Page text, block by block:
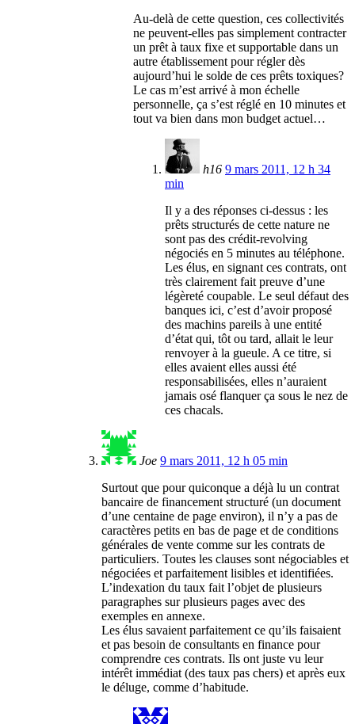
Au-delà de cette question, ces collectivités
ne peuvent-elles pas simplement contracter
un prêt à taux fixe et supportable dans un
autre établissement pour régler dès
aujourd’hui le solde de ces prêts toxiques?
Le cas m’est arrivé à mon échelle
personnelle, ça s’est réglé en 10 minutes et
tout va bien dans mon budget actuel…
h16 9 mars 2011, 12 h 34
min
Il y a des réponses ci-dessus : les
prêts structurés de cette nature ne
sont pas des crédit-revolving
négociés en 5 minutes au téléphone.
Les élus, en signant ces contrats, ont
très clairement fait preuve d’une
légèreté coupable. Le seul défaut des
banques ici, c’est d’avoir proposé
des machins pareils à une entité
d’état qui, tôt ou tard, allait le leur
renvoyer à la gueule. A ce titre, si
elles avaient elles aussi été
responsabilisées, elles n’auraient
jamais osé flanquer ça sous le nez de
ces chacals.
Joe 9 mars 2011, 12 h 05 min
Surtout que pour quiconque a déjà lu un contrat
bancaire de financement structuré (un document
d’une centaine de page environ), il n’y a pas de
caractères petits en bas de page et de conditions
générales de vente comme sur les contrats de
particuliers. Toutes les clauses sont négociables et
négociées et parfaitement lisibles et identifiées.
L’indexation du taux fait l’objet de plusieurs
paragraphes sur plusieurs pages avec des
exemples en annexe.
Les élus savaient parfaitement ce qu’ils faisaient
et pas besoin de consultants en finance pour
comprendre ces contrats. Ils ont juste vu leur
intérêt immédiat (des taux pas chers) et après eux
le déluge, comme d’habitude.